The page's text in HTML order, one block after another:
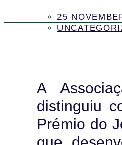
25
A
distinguiu
Prémio do